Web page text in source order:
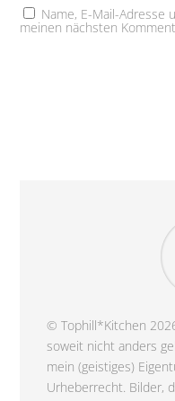
Name, E-Mail-Adresse
meinen nächsten
© Tophill*Kitchen
soweit nicht anders
mein (geistiges)
Urheberrecht. Bilder,